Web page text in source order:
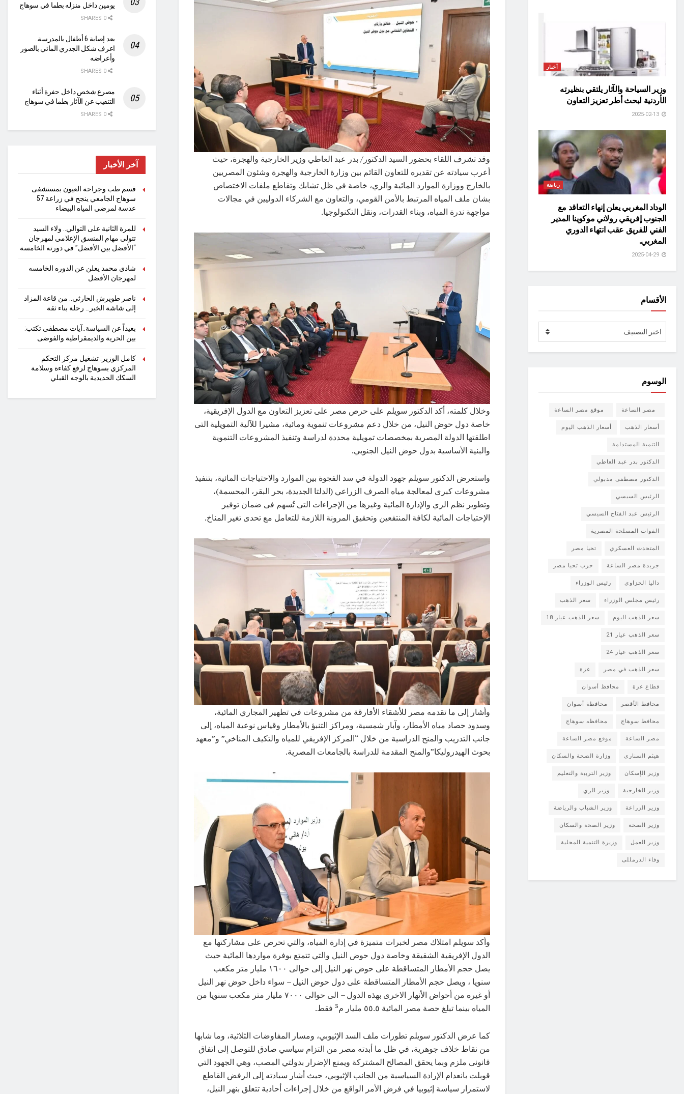
وقد تشرف اللقاء بحضور السيد الدكتور/ بدر عبد العاطي وزير الخارجية والهجرة، حيث
أعرب سيادته عن تقديره للتعاون القائم بين وزارة الخارجية والهجرة وشئون المصريين
بالخارج ووزارة الموارد المائية والري، خاصة في ظل تشابك وتقاطع ملفات الاختصاص
بشان ملف المياه المرتبط بالأمن القومي، والتعاون مع الشركاء الدوليين في مجالات
مواجهة ندرة المياه، وبناء القدرات، ونقل التكنولوجيا.
وخلال كلمته، أكد الدكتور سويلم على حرص مصر على تعزيز التعاون مع الدول الإفريقية،
خاصة دول حوض النيل، من خلال دعم مشروعات تنموية ومائية، مشيرا للآلية التمويلية التى
اطلقتها الدولة المصرية بمخصصات تمويلية محددة لدراسة وتنفيذ المشروعات التنموية
والبنية الأساسية بدول حوض النيل الجنوبي.
واستعرض الدكتور سويلم جهود الدولة في سد الفجوة بين الموارد والاحتياجات المائية، بتنفيذ
مشروعات كبرى لمعالجة مياه الصرف الزراعي (الدلتا الجديدة، بحر البقر، المحسمة)،
وتطوير نظم الري والإدارة المائية وغيرها من الإجراءات التى تُسهم فى ضمان توفير
الإحتياجات المائية لكافة المنتفعين وتحقيق المرونة اللازمة للتعامل مع تحدى تغير المناخ.
وأشار إلى ما تقدمه مصر للأشقاء الأفارقة من مشروعات في تطهير المجاري المائية،
وسدود حصاد مياه الأمطار، وآبار شمسية، ومراكز التنبؤ بالأمطار وقياس نوعية المياه، إلى
جانب التدريب والمنح الدراسية من خلال “المركز الإفريقي للمياه والتكيف المناخي” و”معهد
بحوث الهيدروليكا”والمنح المقدمة للدراسة بالجامعات المصرية.
وأكد سويلم امتلاك مصر لخبرات متميزة في إدارة المياه، والتي تحرص على مشاركتها مع
الدول الإفريقية الشقيقة وخاصة دول حوض النيل والتي تتمتع بوفرة مواردها المائية حيث
يصل حجم الأمطار المتساقطة على حوض نهر النيل إلى حوالى ١٦٠٠ مليار متر مكعب
سنويا ، ويصل حجم الأمطار المتساقطة على دول حوض النيل – سواء داخل حوض نهر النيل
أو غيره من أحواض الأنهار الاخرى بهذه الدول – الى حوالى ٧٠٠٠ مليار متر مكعب سنويا من
المياه بينما تبلغ حصة مصر المائية ٥٥.٥ مليار م³ فقط.
كما عرض الدكتور سويلم تطورات ملف السد الإثيوبي، ومسار المفاوضات الثلاثية، وما شابها
من نقاط خلاف جوهرية، في ظل ما أبدته مصر من التزام سياسي صادق للتوصل إلى اتفاق
قانونى ملزم وبما يحقق المصالح المشتركة ويمنع الإضرار بدولتي المصب، وهي الجهود التي
قوبلت بانعدام الإرادة السياسية من الجانب الإثيوبي، حيث أشار سيادته إلى الرفض القاطع
لاستمرار سياسة إثيوبيا في فرض الأمر الواقع من خلال إجراءات أحادية تتعلق بنهر النيل،
أخبار
وزير السياحة والآثار يلتقي بنظيرته
الأردنية لبحث أطر تعزيز التعاون
رياضة
الوداد المغربي يعلن إنهاء التعاقد مع
الجنوب إفريقي رولاني موكوينا المدير
الفني للفريق عقب انتهاء الدوري
المغربي.
الأقسام
اختر التصنيف
الوسوم
مصر الساعة موقع مصر الساعة
أسعار الذهب أسعار الذهب اليوم
التنمية المستدامة
الدكتور بدر عبد العاطي
الدكتور مصطفى مدبولي
الرئيس السيسي
الرئيس عبد الفتاح السيسي
القوات المسلحة المصرية
المتحدث العسكري تحيا مصر
جريدة مصر الساعة حزب تحيا مصر
داليا الحزاوي رئيس الوزراء
رئيس مجلس الوزراء سعر الذهب
سعر الذهب اليوم سعر الذهب عيار 18
سعر الذهب عيار 21
سعر الذهب عيار 24
سعر الذهب في مصر غزة
قطاع غزة محافظ أسوان
محافظ الأقصر محافظة أسوان
محافظ سوهاج محافظه سوهاج
مصر الساعة موقع مصر الساعة
هيثم السنارى وزارة الصحة والسكان
وزير الإسكان وزير التربية والتعليم
وزير الخارجية وزير الري
وزير الزراعة وزير الشباب والرياضة
وزير الصحة وزير الصحة والسكان
وزير العمل وزيرة التنمية المحلية
وفاء الدرمللى
يومين داخل منزله بطما في سوهاج
بعد إصابة 6 أطفال بالمدرسة..
اعرف شكل الجدري المائي بالصور
وأعراضه
مصرع شخص داخل حفرة أثناء
التنقيب عن الآثار بطما في سوهاج
آخر الأخبار
قسم طب وجراحة العيون بمستشفى
سوهاج الجامعي ينجح في زراعة 57
عدسة لمرضى المياه البيضاء
للمرة الثانية على التوالي.. ولاء السيد
تتولى مهام المنسق الإعلامي لمهرجان
“الأفضل بين الأفضل” في دورته الخامسة
شادي محمد يعلن عن الدوره الخامسه
لمهرجان الأفضل
ناصر طويرش الحارثي.. من قاعة المزاد
إلى شاشة الخبر… رحلة بناء ثقة
بعيداً عن السياسة..آيات مصطفى تكتب:
بين الحرية والديمقراطية والفوضى
كامل الوزير: تشغيل مركز التحكم
المركزي بسوهاج لرفع كفاءة وسلامة
السكك الحديدية بالوجه القبلي